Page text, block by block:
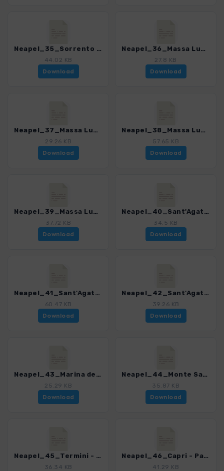
Neapel_35_Sorrento - Massa Lubrense_4200_7.gpx
44.02 KB
Download
Neapel_36_Massa Lubrense - Sorrento_4200_7.gpx
27.8 KB
Download
Neapel_37_Massa Lubrense - Marina della Lobra_4200_7.gpx
29.26 KB
Download
Neapel_38_Massa Lubrense - Marina di leranto_4200_7.gpx
57.65 KB
Download
Neapel_39_Massa Lubrense - Sant'Agata_4200_7.gpx
37.72 KB
Download
Neapel_40_Sant'Agata - Colli di San Pietro_4200_7.gpx
34.5 KB
Download
Neapel_41_Sant'Agata - Marina Crapolla_4200_7.gpx
60.47 KB
Download
Neapel_42_Sant'Agata - Marina del Cantone_4200_7.gpx
39.26 KB
Download
Neapel_43_Marina del Cantone - Monte San Costanzo - Termini_4200_7.gpx
25.29 KB
Download
Neapel_44_Monte San Costanzo_4200_7.gpx
35.87 KB
Download
Neapel_45_Termini - Punta Campanella_4200_7.gpx
36.34 KB
Neapel_46_Capri - Palazzo di Tiberio_4200_7.gpx
41.29 KB